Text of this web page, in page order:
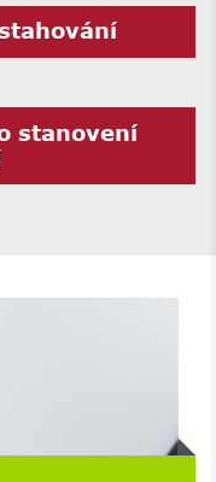
stanovení